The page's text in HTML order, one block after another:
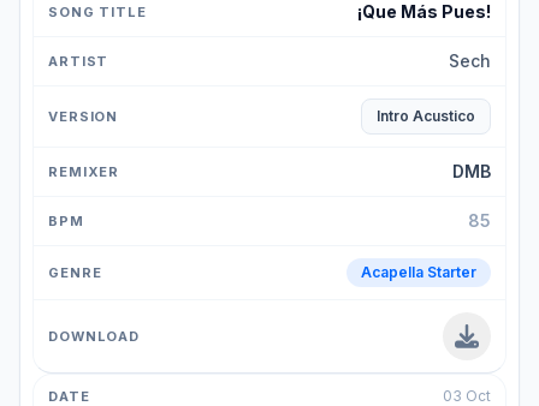
¡Que Más Pues!
Sech
Intro Acustico
DMB
85
Acapella Starter
03 Oct